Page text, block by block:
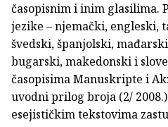
časopisnim i inim glasilima.
jezike – njemački, engleski,
švedski, španjolski,
bugarski, makedonski i
časopisima Manuskripte i
uvodni prilog broja (2/
esejističkim tekstovima